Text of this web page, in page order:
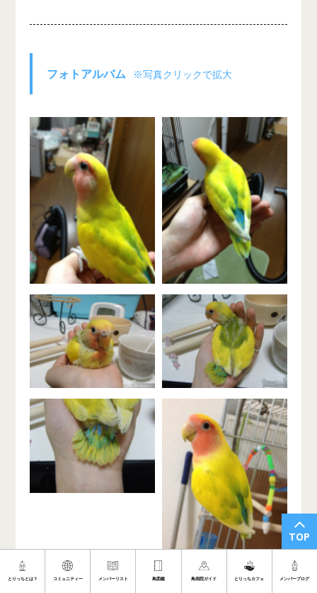
TOP
とりっちとは？ コミュニティー メンバーリスト 鳥図鑑 鳥病院ガイド とりっちカフェ メンバーブログ
フォトアルバム ※写真クリックで拡大